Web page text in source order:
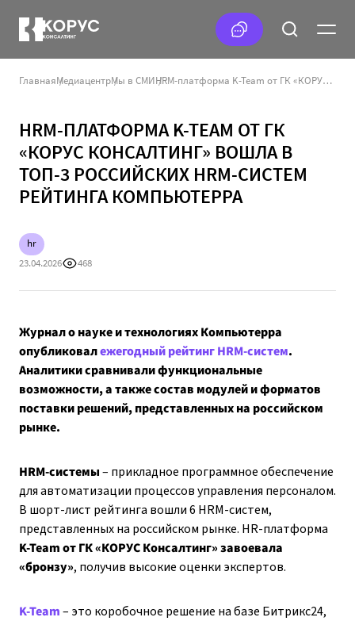
ГлавнаяМедиацентрМы в СМИ HRM-платформа K-Team от ГК «КОРУС Консалтинг» вошла в ТОП-3 российских HRM-систем рейтинга Компьютерра
HRM-ПЛАТФОРМА K-TEAM ОТ ГК
«КОРУС КОНСАЛТИНГ» ВОШЛА В
ТОП-3 РОССИЙСКИХ HRM-СИСТЕМ
РЕЙТИНГА КОМПЬЮТЕРРА
hr
23.04.2026
468
Журнал о науке и технологиях Компьютерра
опубликовалежегодный рейтинг HRM-систем.
Аналитики сравнивали функциональные
возможности, а также состав модулей и форматов
поставки решений, представленных на российском
рынке.
HRM-системы– прикладное программное обеспечение
для автоматизации процессов управления персоналом.
В шорт-лист рейтинга вошли 6 HRM-систем,
представленных на российском рынке. HR-платформа
K-Team от ГК «КОРУС Консалтинг» завоевала
«бронзу», получив высокие оценки экспертов.
K-Team– это коробочное решение на базе Битрикс24,